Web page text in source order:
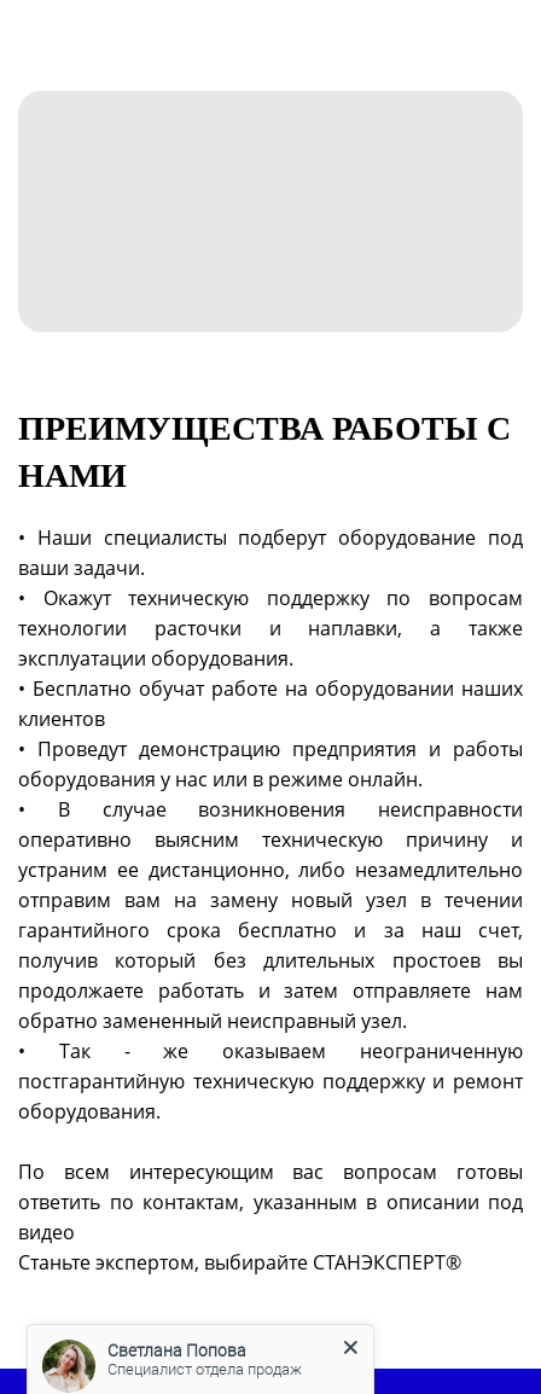
ПРЕИМУЩЕСТВА РАБОТЫ С
НАМИ
• Наши специалисты подберут оборудование под
ваши задачи.
• Окажут техническую поддержку по вопросам
технологии расточки и наплавки, а также
эксплуатации оборудования.
• Бесплатно обучат работе на оборудовании наших
клиентов
• Проведут демонстрацию предприятия и работы
оборудования у нас или в режиме онлайн.
• В случае возникновения неисправности
оперативно выясним техническую причину и
устраним ее дистанционно, либо незамедлительно
отправим вам на замену новый узел в течении
гарантийного срока бесплатно и за наш счет,
получив который без длительных простоев вы
продолжаете работать и затем отправляете нам
обратно замененный неисправный узел.
• Так - же оказываем неограниченную
постгарантийную техническую поддержку и ремонт
оборудования.
По всем интересующим вас вопросам готовы
ответить по контактам, указанным в описании под
видео
Станьте экспертом, выбирайте СТАНЭКСПЕРТ®
Светлана Попова
Специалист отдела продаж